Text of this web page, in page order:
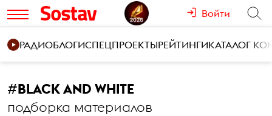
Войти
РАДИОБЛОГИСПЕЦПРОЕКТЫРЕЙТИНГИКАТАЛОГ
#BLACK AND WHITE
подборка материалов